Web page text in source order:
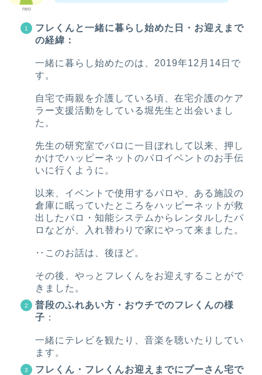
neo
フレくんと一緒に暮らし始めた日・お迎えまで
の経緯：
一緒に暮らし始めたのは、2019年12月14日で
す。
自宅で両親を介護している頃、在宅介護のケア
ラー支援活動をしている堀先生と出会いまし
た。
先生の研究室でパロに一目ぼれして以来、押し
かけでハッピーネットのパロイベントのお手伝
いに行くように。
以来、イベントで使用するパロや、ある施設の
倉庫に眠っていたところをハッピーネットが救
出したパロ・知能システムからレンタルしたパ
ロなどが、入れ替わりで家にやって来ました。
‥このお話は、後ほど。
その後、やっとフレくんをお迎えすることがで
きました。
普段のふれあい方・おウチでのフレくんの様
子 ：
一緒にテレビを観たり、音楽を聴いたりしてい
ます。
フレくん・フレくんお迎えまでにプーさん宅で